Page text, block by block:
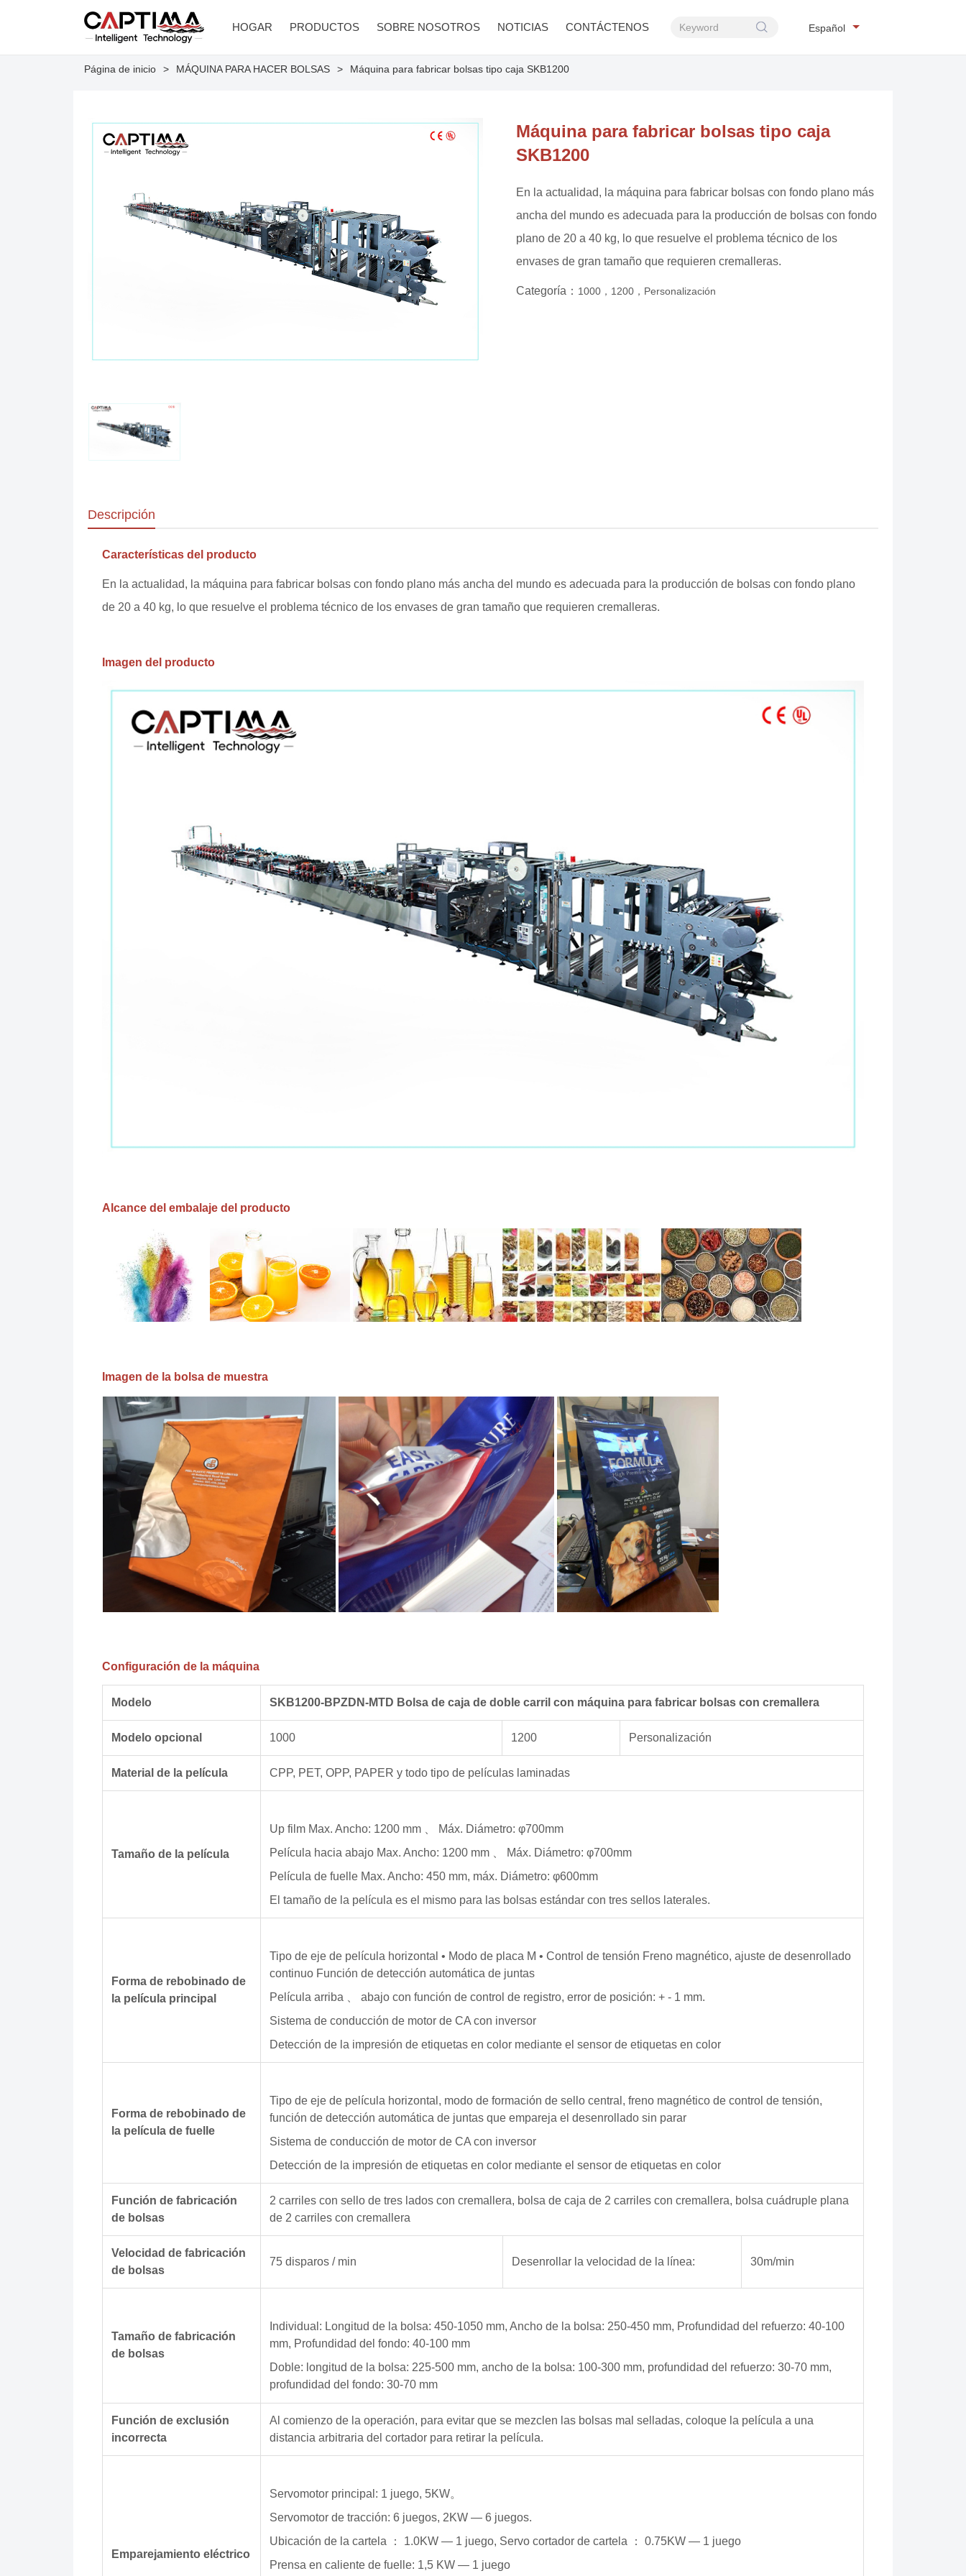
HOGAR PRODUCTOS SOBRE NOSOTROS NOTICIAS CONTÁCTENOS Español
Página de inicio MÁQUINA PARA HACER BOLSAS Máquina para fabricar bolsas tipo caja SKB1200
Máquina para fabricar bolsas tipo caja
SKB1200
En la actualidad, la máquina para fabricar bolsas con fondo plano más
ancha del mundo es adecuada para la producción de bolsas con fondo
plano de 20 a 40 kg, lo que resuelve el problema técnico de los
envases de gran tamaño que requieren cremalleras.
Categoría： 1000，1200，Personalización
Descripción
Características del producto
En la actualidad, la máquina para fabricar bolsas con fondo plano más ancha del mundo es adecuada para la producción de bolsas con fondo plano
de 20 a 40 kg, lo que resuelve el problema técnico de los envases de gran tamaño que requieren cremalleras.
Imagen del producto
Alcance del embalaje del producto
Imagen de la bolsa de muestra
Configuración de la máquina
Modelo SKB1200-BPZDN-MTD Bolsa de caja de doble carril con máquina para fabricar bolsas con cremallera
Modelo opcional 1000 1200 Personalización
Material de la película CPP, PET, OPP, PAPER y todo tipo de películas laminadas
Tamaño de la película
Up film Max. Ancho: 1200 mm 、 Máx. Diámetro: φ700mm
Película hacia abajo Max. Ancho: 1200 mm 、 Máx. Diámetro: φ700mm
Película de fuelle Max. Ancho: 450 mm, máx. Diámetro: φ600mm
El tamaño de la película es el mismo para las bolsas estándar con tres sellos laterales.
Forma de rebobinado de
la película principal
Tipo de eje de película horizontal • Modo de placa M • Control de tensión Freno magnético, ajuste de desenrollado
continuo Función de detección automática de juntas
Película arriba 、 abajo con función de control de registro, error de posición: + - 1 mm.
Sistema de conducción de motor de CA con inversor
Detección de la impresión de etiquetas en color mediante el sensor de etiquetas en color
Forma de rebobinado de
la película de fuelle
Tipo de eje de película horizontal, modo de formación de sello central, freno magnético de control de tensión,
función de detección automática de juntas que empareja el desenrollado sin parar
Sistema de conducción de motor de CA con inversor
Detección de la impresión de etiquetas en color mediante el sensor de etiquetas en color
Función de fabricación
de bolsas
2 carriles con sello de tres lados con cremallera, bolsa de caja de 2 carriles con cremallera, bolsa cuádruple plana
de 2 carriles con cremallera
Velocidad de fabricación
de bolsas
75 disparos / min Desenrollar la velocidad de la línea: 30m/min
Tamaño de fabricación
de bolsas
Individual: Longitud de la bolsa: 450-1050 mm, Ancho de la bolsa: 250-450 mm, Profundidad del refuerzo: 40-100
mm, Profundidad del fondo: 40-100 mm
Doble: longitud de la bolsa: 225-500 mm, ancho de la bolsa: 100-300 mm, profundidad del refuerzo: 30-70 mm,
profundidad del fondo: 30-70 mm
Función de exclusión
incorrecta
Al comienzo de la operación, para evitar que se mezclen las bolsas mal selladas, coloque la película a una
distancia arbitraria del cortador para retirar la película.
Emparejamiento eléctrico
Servomotor principal: 1 juego, 5KW。
Servomotor de tracción: 6 juegos, 2KW — 6 juegos.
Ubicación de la cartela ： 1.0KW — 1 juego, Servo cortador de cartela ： 0.75KW — 1 juego
Prensa en caliente de fuelle: 1,5 KW — 1 juego